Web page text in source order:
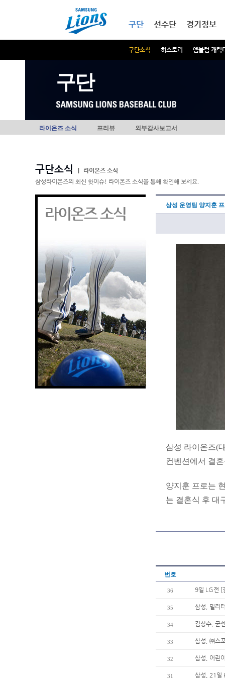
구단
구단소식 히스토리 엠블럼 캐릭
선수단 경기정보
구단
라이온즈 소식 프리뷰 외부감사보고서
구단소식
라이온즈 소식
삼성라이온즈의 최신 핫이슈! 라이온즈 소식을 통해 확인해 보세요.
라이온즈 소식 삼성 운영팀 양지훈
삼성 라이온즈(
컨벤션에서 결
양지훈 프로는
는 결혼식 후 대
번호
36 9일 LG전 [
35 삼성, 밀리
34 김상수, 굳
33 삼성, ㈜스
32 삼성, 어린
31 삼성, 21일